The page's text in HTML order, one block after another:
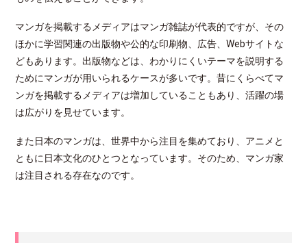
マンガを掲載するメディアはマンガ雑誌が代表的ですが、その
ほかに学習関連の出版物や公的な印刷物、広告、Webサイトな
どもあります。出版物などは、わかりにくいテーマを説明する
ためにマンガが用いられるケースが多いです。昔にくらべてマ
ンガを掲載するメディアは増加していることもあり、活躍の場
は広がりを見せています。
また日本のマンガは、世界中から注目を集めており、アニメと
ともに日本文化のひとつとなっています。そのため、マンガ家
は注目される存在なのです。